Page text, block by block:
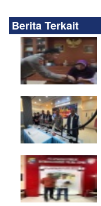
Berita Terkait